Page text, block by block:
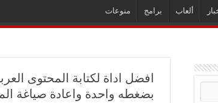
ألعاب برامج منوعات
افضل اداة لكتابة المحتوى
بضغطه واحدة واعادة صياغة